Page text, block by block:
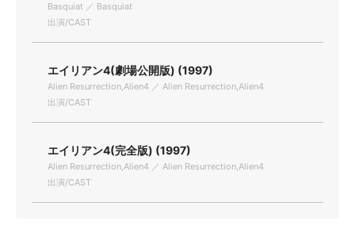
Basquiat ／ Basquiat
出演/CAST
エイリアン4(劇場公開版) (1997)
Alien Resurrection,Alien4 ／ Alien Resurrection,Alien4
出演/CAST
エイリアン4(完全版) (1997)
Alien Resurrection,Alien4 ／ Alien Resurrection,Alien4
出演/CAST